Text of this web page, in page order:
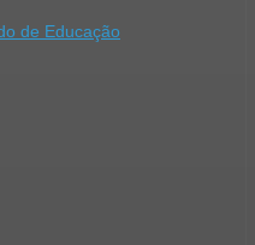
de Educação